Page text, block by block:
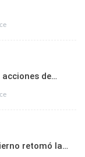
acciones de…
retomó la…